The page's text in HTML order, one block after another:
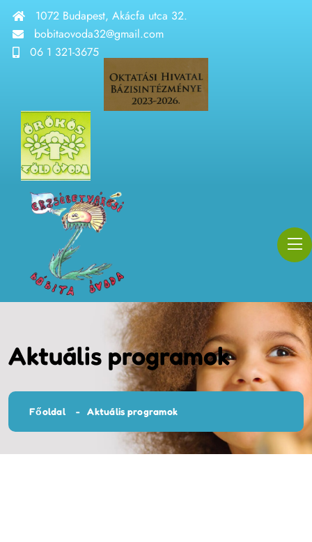
1072 Budapest, Akácfa utca 32.
bobitaovoda32@gmail.com
06 1 321-3675
Aktuális programok
Főoldal Aktuális programok